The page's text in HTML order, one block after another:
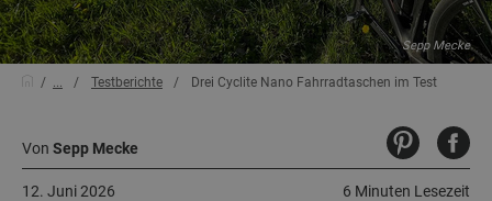
Sepp Mecke
... Testberichte Drei Cyclite Nano Fahrradtaschen im Test
Von Sepp Mecke
6 Minuten Lesezeit
12. Juni 2026